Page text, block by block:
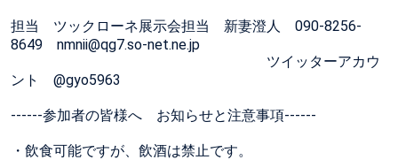
担当 ツックローネ展示会担当 新妻澄人 090-8256-
8649 nmnii@qg7.so-net.ne.jp
ツイッターアカウ
ント @gyo5963
------参加者の皆様へ お知らせと注意事項------
・飲食可能ですが、飲酒は禁止です。